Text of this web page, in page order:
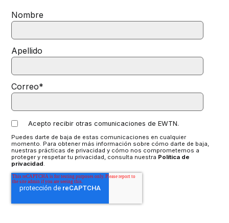
Nombre
Apellido
Correo*
Acepto recibir otras comunicaciones de EWTN.
Puedes darte de baja de estas comunicaciones en cualquier
momento. Para obtener más información sobre cómo darte de baja,
nuestras prácticas de privacidad y cómo nos comprometemos a
proteger y respetar tu privacidad, consulta nuestra Política de
privacidad